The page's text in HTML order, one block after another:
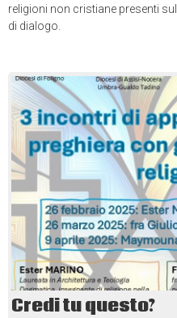
religioni non cristiane presenti
di dialogo.
Credi tu questo?